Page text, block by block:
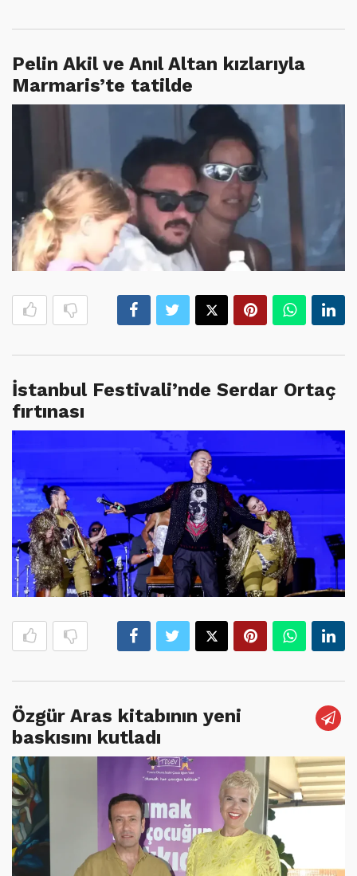
Pelin Akil ve Anıl Altan kızlarıyla
Marmaris’te tatilde
İstanbul Festivali’nde Serdar Ortaç
fırtınası
Özgür Aras kitabının yeni
baskısını kutladı